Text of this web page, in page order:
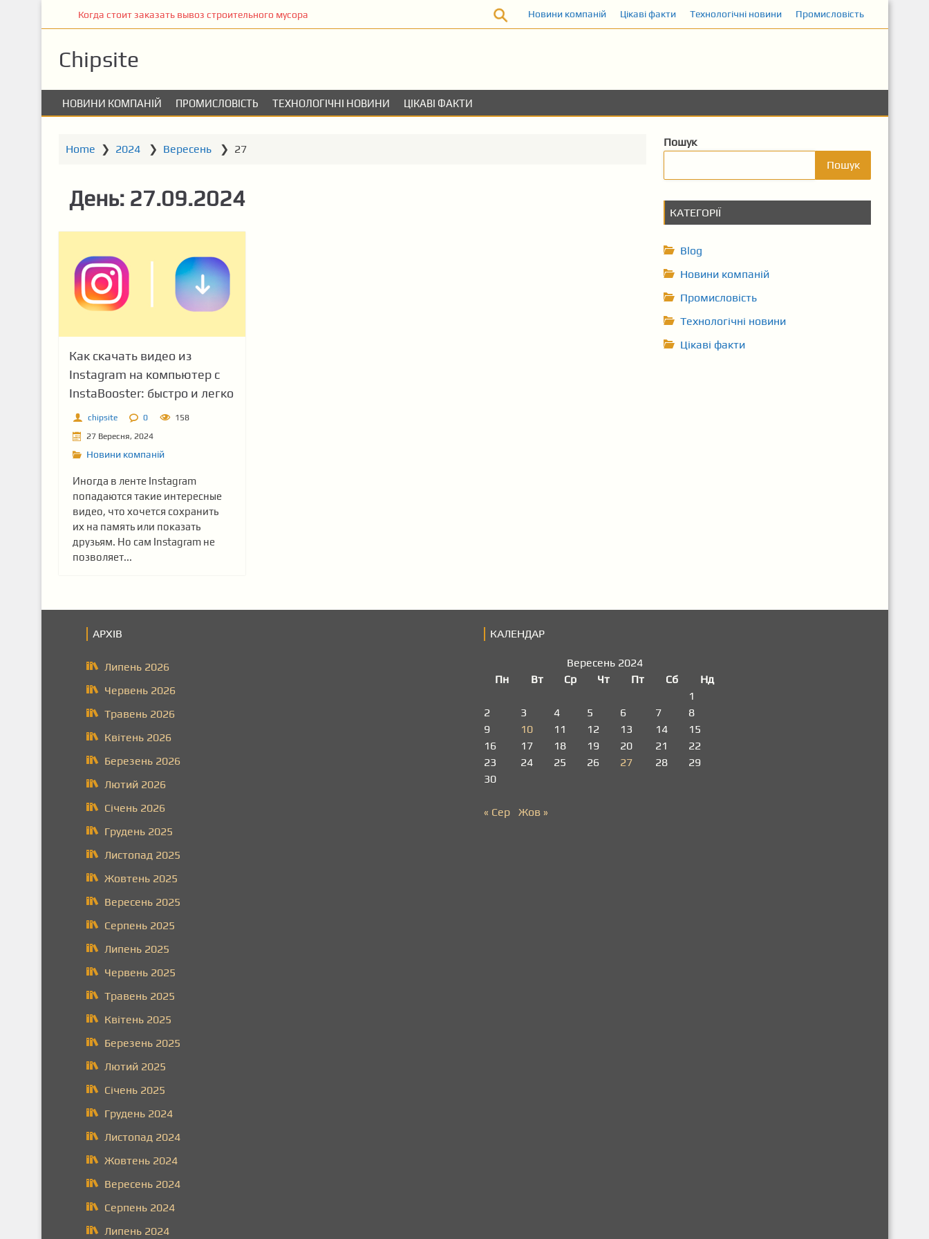
o
Когда стоит заказать вывоз строительного мусора Новини компаній Цікаві факти Технологічні новини Промисловість
Chipsite
НОВИНИ КОМПАНІЙ ПРОМИСЛОВІСТЬ ТЕХНОЛОГІЧНІ НОВИНИ ЦІКАВІ ФАКТИ
Home ❯ 2024❯ Вересень❯ 27
День: 27.09.2024
Как скачать видео из
Instagram на компьютер с
InstaBooster: быстро и легко
chipsite 0
158
27 Вересня, 2024
Новини компаній
Иногда в ленте Instagram
попадаются такие интересные
видео, что хочется сохранить
их на память или показать
друзьям. Но сам Instagram не
позволяет...
Пошук
Пошук
КАТЕГОРІЇ
Blog
Новини компаній
Промисловість
Технологічні новини
Цікаві факти
АРХІВ
Липень 2026
Червень 2026
Травень 2026
Квітень 2026
Березень 2026
Лютий 2026
Січень 2026
Грудень 2025
Листопад 2025
Жовтень 2025
Вересень 2025
Серпень 2025
Липень 2025
Червень 2025
Травень 2025
Квітень 2025
Березень 2025
Лютий 2025
Січень 2025
Грудень 2024
Листопад 2024
Жовтень 2024
Вересень 2024
Серпень 2024
Липень 2024
КАЛЕНДАР
Вересень 2024
Пн
Вт Ср Чт Пт Сб
Нд
1
2
3 4 5 6 7
8
9
10 11 12 13 14
15
16
17 18 19 20 21
22
23
24 25 26 27 28
29
30
« Сер Жов »